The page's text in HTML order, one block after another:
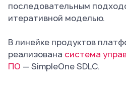
последовательным
итеративной моделью.
В линейке продуктов
реализована система
ПО — SimpleOne SDLC.